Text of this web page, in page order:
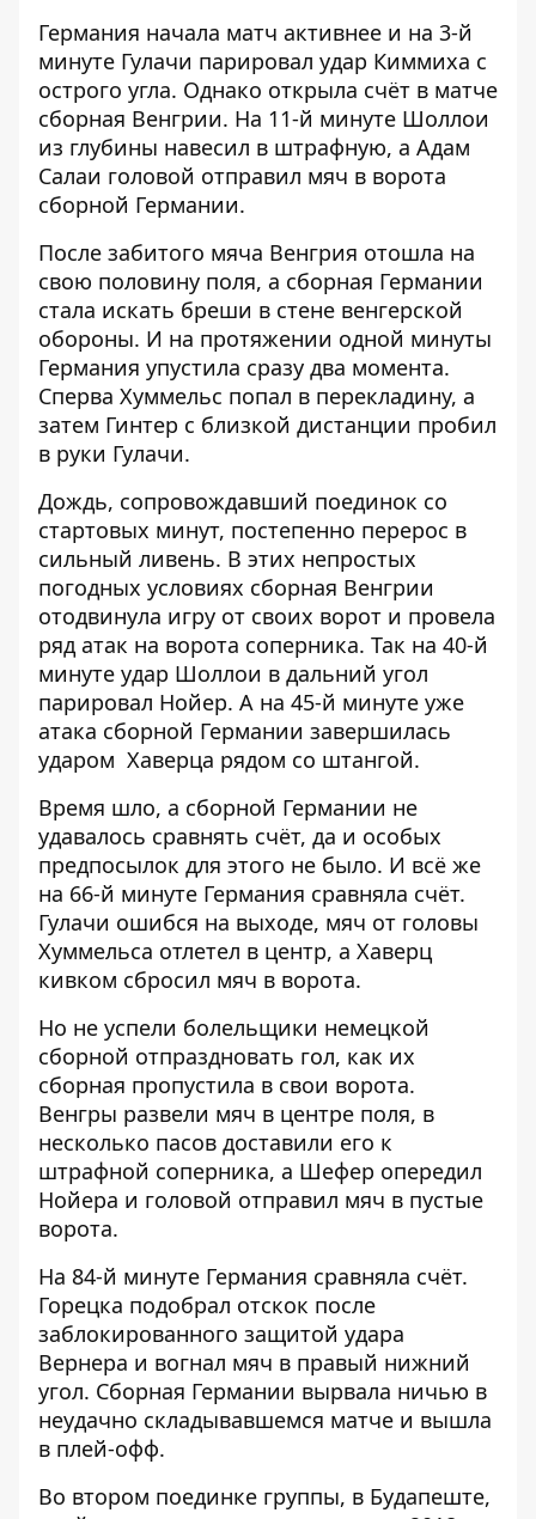
Германия начала матч активнее и на 3-й
минуте Гулачи парировал удар Киммиха с
острого угла. Однако открыла счёт в матче
сборная Венгрии. На 11-й минуте Шоллои
из глубины навесил в штрафную, а Адам
Салаи головой отправил мяч в ворота
сборной Германии.
После забитого мяча Венгрия отошла на
свою половину поля, а сборная Германии
стала искать бреши в стене венгерской
обороны. И на протяжении одной минуты
Германия упустила сразу два момента.
Сперва Хуммельс попал в перекладину, а
затем Гинтер с близкой дистанции пробил
в руки Гулачи.
Дождь, сопровождавший поединок со
стартовых минут, постепенно перерос в
сильный ливень. В этих непростых
погодных условиях сборная Венгрии
отодвинула игру от своих ворот и провела
ряд атак на ворота соперника. Так на 40-й
минуте удар Шоллои в дальний угол
парировал Нойер. А на 45-й минуте уже
атака сборной Германии завершилась
ударом Хаверца рядом со штангой.
Время шло, а сборной Германии не
удавалось сравнять счёт, да и особых
предпосылок для этого не было. И всё же
на 66-й минуте Германия сравняла счёт.
Гулачи ошибся на выходе, мяч от головы
Хуммельса отлетел в центр, а Хаверц
кивком сбросил мяч в ворота.
Но не успели болельщики немецкой
сборной отпраздновать гол, как их
сборная пропустила в свои ворота.
Венгры развели мяч в центре поля, в
несколько пасов доставили его к
штрафной соперника, а Шефер опередил
Нойера и головой отправил мяч в пустые
ворота.
На 84-й минуте Германия сравняла счёт.
Горецка подобрал отскок после
заблокированного защитой удара
Вернера и вогнал мяч в правый нижний
угол. Сборная Германии вырвала ничью в
неудачно складывавшемся матче и вышла
в плей-офф.
Во втором поединке группы, в Будапеште,